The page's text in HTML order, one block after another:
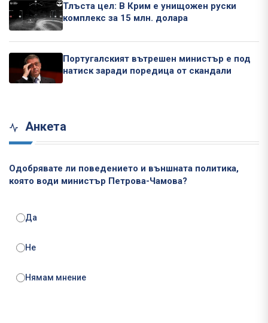
Тлъста цел: В Крим е унищожен руски
комплекс за 15 млн. долара
Португалският вътрешен министър е под
натиск заради поредица от скандали
Анкета
Одобрявате ли поведението и външната политика,
която води министър Петрова-Чамова?
Да
Не
Нямам мнение